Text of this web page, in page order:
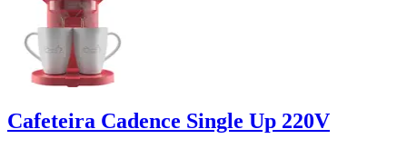
Cafeteira Cadence Single Up 220V